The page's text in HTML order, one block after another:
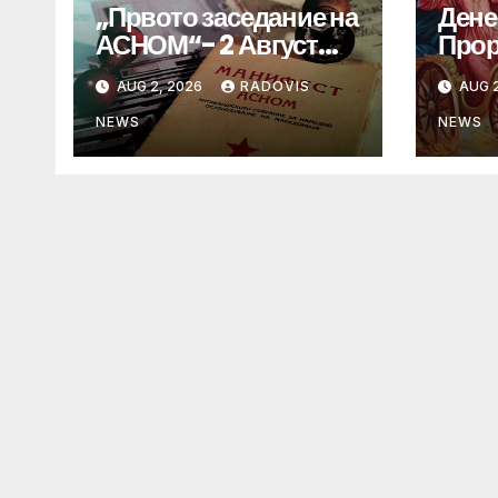
„Првото заседание на
АСНОМ“- 2 Август
1944 год.
AUG 2, 2026 RADOVIS
NEWS
AUG
NEWS